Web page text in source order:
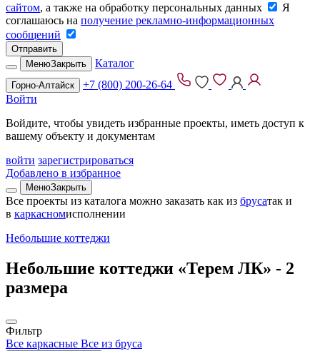
сайтом, а также на обработку персональных данных
Я
соглашаюсь на получение рекламно-информационных
сообщений
Отправить
МенюЗакрыть Каталог
Горно-Алтайск
+7 (800) 200-26-64
Войти
Войдите, чтобы увидеть избранные проекты, иметь доступ к
вашему объекту и документам
войти зарегистрироваться
Добавлено в избранное
МенюЗакрыть
Все проекты из каталога можно заказать как из брусатак и
в каркасномисполнении
Небольшие коттеджи
Небольшие коттеджи «Терем ЛК» - 2
размера
Фильтр
Все каркасные Все из бруса